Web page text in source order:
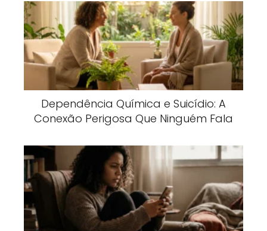
Dependência Química e Suicídio: A
Conexão Perigosa Que Ninguém Fala